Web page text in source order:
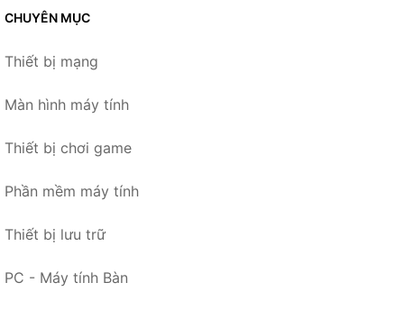
CHUYÊN MỤC
Thiết bị mạng
Màn hình máy tính
Thiết bị chơi game
Phần mềm máy tính
Thiết bị lưu trữ
PC - Máy tính Bàn